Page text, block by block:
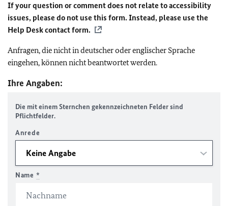
If your question or comment does not relate to accessibility
issues, please do not use this form. Instead, please use the
Help Desk contact form.
Anfragen, die nicht in deutscher oder englischer Sprache
eingehen, können nicht beantwortet werden.
Ihre Angaben:
Die mit einem Sternchen gekennzeichneten Felder sind
Pflichtfelder.
Anrede
Name *